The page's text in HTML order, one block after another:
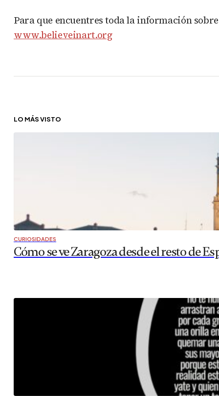
Para que encuentres toda la información
www.believeinart.org
LO MÁS VISTO
CURIOSIDADES
Cómo se ve Zaragoza desde el resto de